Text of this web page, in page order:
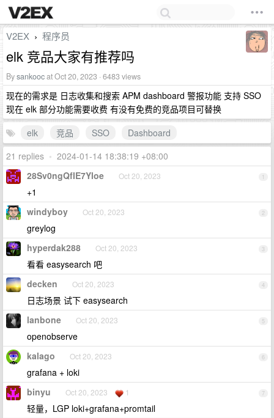
V2EX › 程序员
elk 竞品大家有推荐吗
Bysankoocat Oct 20, 2023 · 6483 views
现在的需求是 日志收集和搜索 APM dashboard 警报功能 支持 SSO
现在 elk 部分功能需要收费 有没有免费的竞品项目可替换
elk
竞品 SSO
Dashboard
21 replies • 2024-01-14 18:38:19 +08:00
1
28Sv0ngQfIE7Yloe Oct 20, 2023
+1
2
windyboy Oct 20, 2023
greylog
3
hyperdak288 Oct 20, 2023
看看 easysearch 吧
4
decken Oct 20, 2023
日志场景 试下 easysearch
5
lanbone Oct 20, 2023
openobserve
6
kalago Oct 20, 2023
grafana + loki
7
binyu Oct 20, 2023 1
轻量，LGP loki+grafana+promtail